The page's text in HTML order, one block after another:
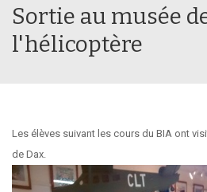
Sortie au musée
l'hélicoptère
Les élèves suivant les cours du BIA ont
de Dax.